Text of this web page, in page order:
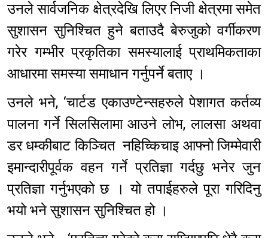
उनले सार्वजनिक क्षेत्रदेखि लिएर निजी क्षेत्रमा समेत
सुशासन सुनिश्चित हुने बताउदै बेरुजुको वर्गीकरण
गरेर गम्भीर प्रकृतिका समस्यालाई प्राथमिकताका
आधारमा समस्या समाधान गर्नुपर्ने बताए ।
उनले भने, ‘चार्टड एकाउण्टेन्सहरुले पेशागत कर्तव्य
पालना गर्ने सिलसिलामा आउने लोभ, लालसा अथवा
डर धम्कीबाट किञ्चित नहिच्किचाइ आफ्नो जिम्मेवारी
इमान्दारीपूर्वक वहन गर्ने प्रतिज्ञा गर्दछु भनेर जुन
प्रतिज्ञा गर्नुभएको छ । यो तपाईहरुले पूरा गरिदिनु
भयो भने सुशासन सुनिश्चित हो ।